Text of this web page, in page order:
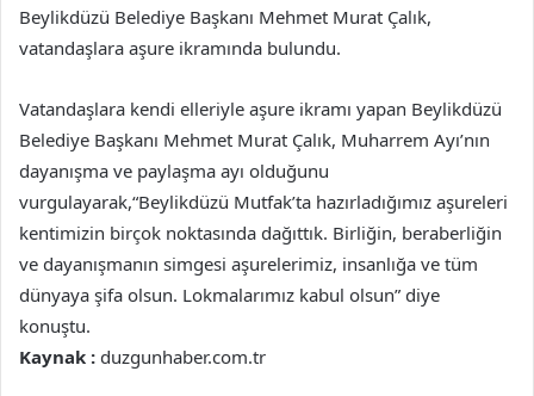
Beylikdüzü Belediye Başkanı Mehmet Murat Çalık,
vatandaşlara aşure ikramında bulundu.
Vatandaşlara kendi elleriyle aşure ikramı yapan Beylikdüzü
Belediye Başkanı Mehmet Murat Çalık, Muharrem Ayı’nın
dayanışma ve paylaşma ayı olduğunu
vurgulayarak,“Beylikdüzü Mutfak’ta hazırladığımız aşureleri
kentimizin birçok noktasında dağıttık. Birliğin, beraberliğin
ve dayanışmanın simgesi aşurelerimiz, insanlığa ve tüm
dünyaya şifa olsun. Lokmalarımız kabul olsun” diye
konuştu.
Kaynak : duzgunhaber.com.tr